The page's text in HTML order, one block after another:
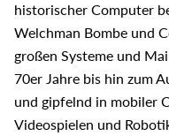
historischer Computer
Welchman Bombe und
großen Systeme und
70er Jahre bis hin zum
und gipfelnd in mobiler
Videospielen und